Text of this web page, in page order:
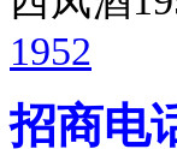
1952
招商电